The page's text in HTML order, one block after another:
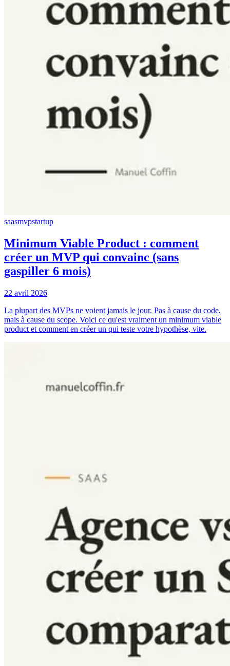
saasmvpstartup
Minimum Viable Product : comment
créer un MVP qui convainc (sans
gaspiller 6 mois)
22 avril 2026
La plupart des MVPs ne voient jamais le jour. Pas à cause du code,
mais à cause du scope. Voici ce qu'est vraiment un minimum viable
product et comment en créer un qui teste votre hypothèse, vite.